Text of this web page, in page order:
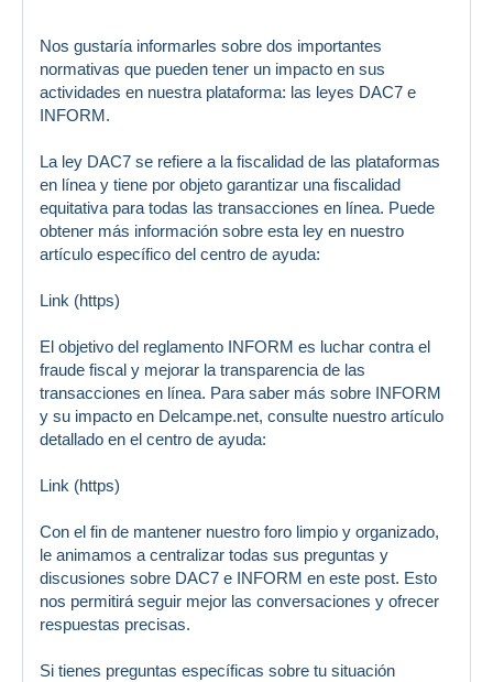
Nos gustaría informarles sobre dos importantes
normativas que pueden tener un impacto en sus
actividades en nuestra plataforma: las leyes DAC7 e
INFORM.
La ley DAC7 se refiere a la fiscalidad de las plataformas
en línea y tiene por objeto garantizar una fiscalidad
equitativa para todas las transacciones en línea. Puede
obtener más información sobre esta ley en nuestro
artículo específico del centro de ayuda:
Link (https)
El objetivo del reglamento INFORM es luchar contra el
fraude fiscal y mejorar la transparencia de las
transacciones en línea. Para saber más sobre INFORM
y su impacto en Delcampe.net, consulte nuestro artículo
detallado en el centro de ayuda:
Link (https)
Con el fin de mantener nuestro foro limpio y organizado,
le animamos a centralizar todas sus preguntas y
discusiones sobre DAC7 e INFORM en este post. Esto
nos permitirá seguir mejor las conversaciones y ofrecer
respuestas precisas.
Si tienes preguntas específicas sobre tu situación